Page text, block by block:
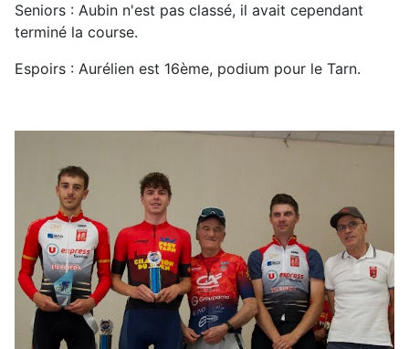
Seniors : Aubin n'est pas classé, il avait cependant
terminé la course.
Espoirs : Aurélien est 16ème, podium pour le Tarn.